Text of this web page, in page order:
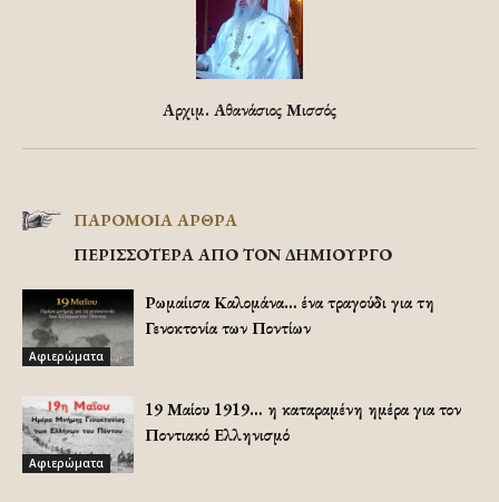
Αρχιμ. Αθανάσιος Μισσός
ΠΑΡΟΜΟΙΑ ΑΡΘΡΑ
ΠΕΡΙΣΣΟΤΕΡΑ ΑΠΟ ΤΟΝ ΔΗΜΙΟΥΡΓΟ
Αφιερώματα
Ρωμαίισα Καλομάνα… ένα τραγούδι για τη
Γενοκτονία των Ποντίων
Αφιερώματα
19 Μαίου 1919… η καταραμένη ημέρα για τον
Ποντιακό Ελληνισμό